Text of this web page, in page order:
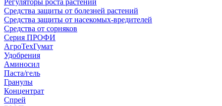
Регуляторы роста растений
Средства защиты от болезней растений
Средства защиты от насекомых-вредителей
Средства от сорняков
Серия ПРОФИ
АгроТехГумат
Удобрения
Аминосил
Паста/гель
Гранулы
Концентрат
Спрей